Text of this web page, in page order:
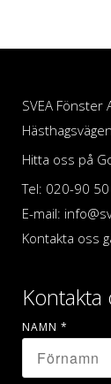
SVEA Fönster
Hitta oss på
Tel: 020-90
E-mail:
Kontakta oss
Kontakta
NAMN *